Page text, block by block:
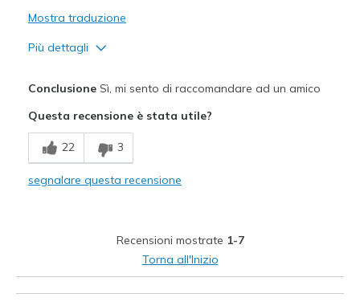
Mostra traduzione
Più dettagli
Breathe Well
Comfortable
ConclusioneSì, mi sento di raccomandare ad un amico
Questa recensione è stata utile?
22 3
segnalare questa recensione
Recensioni mostrate 1-7
Torna all'Inizio